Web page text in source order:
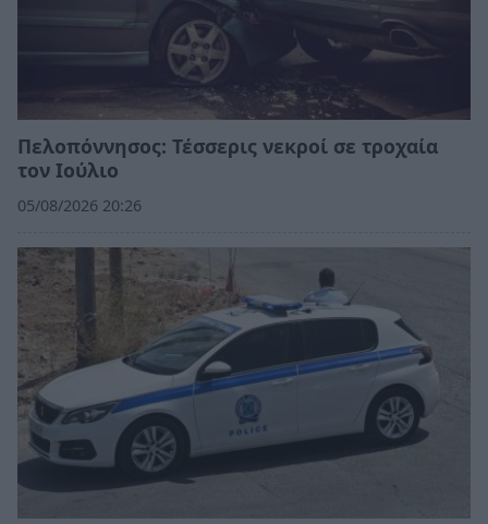
Πελοπόννησος: Τέσσερις νεκροί σε τροχαία
τον Ιούλιο
05/08/2026 20:26